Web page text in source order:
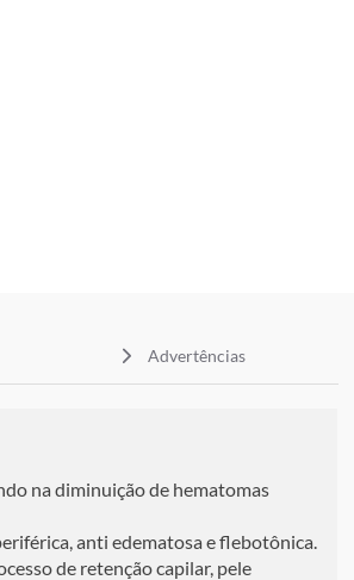
Advertências
na diminuição de hematomas
anti edematosa e flebotônica.
de retenção capilar, pele